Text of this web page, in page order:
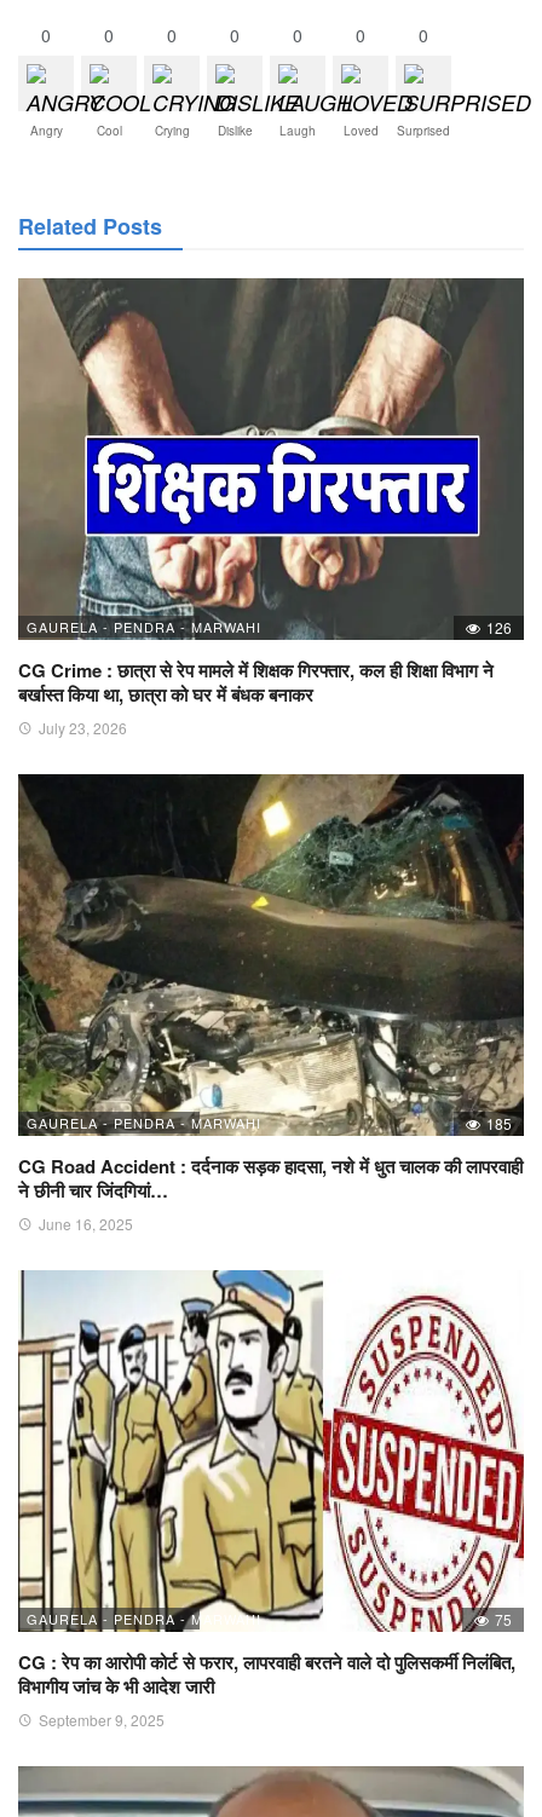
0
Angry
0
Cool
0
Crying
0
Dislike
0
Laugh
0
Loved
0
Surprised
Related Posts
GAURELA - PENDRA - MARWAHI 126
CG Crime : छात्रा से रेप मामले में शिक्षक गिरफ्तार, कल ही शिक्षा विभाग ने
बर्खास्त किया था, छात्रा को घर में बंधक बनाकर
July 23, 2026
GAURELA - PENDRA - MARWAHI 185
CG Road Accident : दर्दनाक सड़क हादसा, नशे में धुत चालक की लापरवाही
ने छीनी चार जिंदगियां…
June 16, 2025
GAURELA - PENDRA - MARWAHI 75
CG : रेप का आरोपी कोर्ट से फरार, लापरवाही बरतने वाले दो पुलिसकर्मी निलंबित,
विभागीय जांच के भी आदेश जारी
September 9, 2025